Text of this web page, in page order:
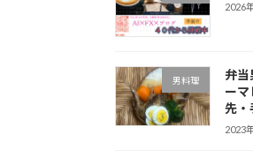
2026
男料理
弁当
ーマ
先・
2023